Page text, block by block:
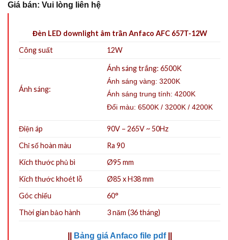
Giá bán: Vui lòng liên hệ
Đèn LED downlight âm trần Anfaco AFC 657T-12W
Công suất
12W
Ánh sáng:
Ánh sáng trắng: 6500K
Ánh sáng vàng: 3200K
Ánh sáng trung tính: 4200K
Đổi màu: 6500K / 3200K / 4200K
Điện áp
90V – 265V ~ 50Hz
Chỉ số hoàn màu
Ra 90
Kích thước phủ bì
Ø95 mm
Kích thước khoét lỗ
Ø85 x H38 mm
Góc chiếu
60°
Thời gian bảo hành
3 năm (36 tháng)
Bảng giá Anfaco file pdf